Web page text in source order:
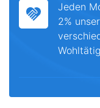
Jeden
2%